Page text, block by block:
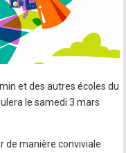
et des autres écoles du
le samedi 3 mars
de manière conviviale